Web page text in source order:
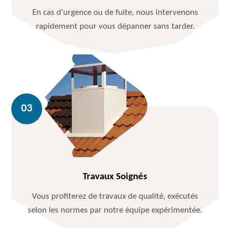
En cas d'urgence ou de fuite, nous intervenons
rapidement pour vous dépanner sans tarder.
Travaux Soignés
Vous profiterez de travaux de qualité, exécutés
selon les normes par notre équipe expérimentée.